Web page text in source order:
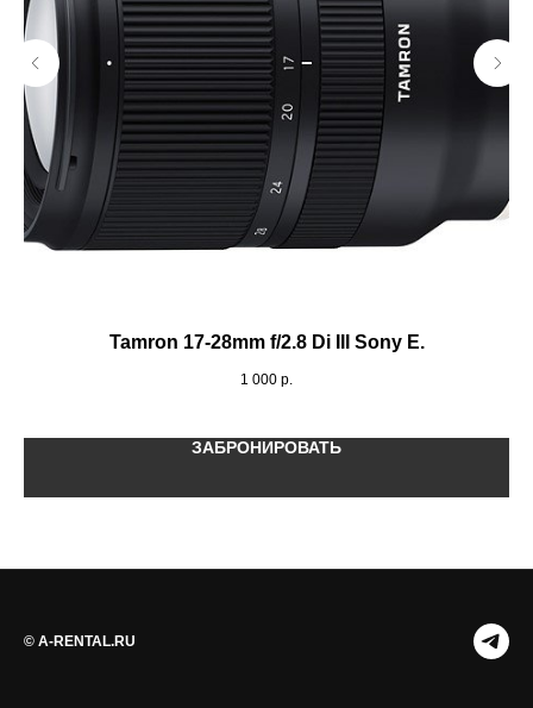
Tamron 17-28mm f/2.8 Di III Sony E.
1 000 р.
ЗАБРОНИРОВАТЬ
© A-RENTAL.RU